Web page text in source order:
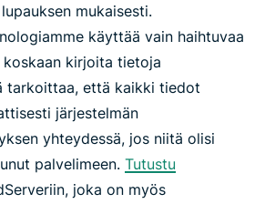
mukaisesti.
käyttää vain haihtuvaa
koskaan kirjoita tietoja
tarkoittaa, että kaikki tiedot
järjestelmän
yhteydessä, jos niitä olisi
palvelimeen. Tutustu
joka on myös